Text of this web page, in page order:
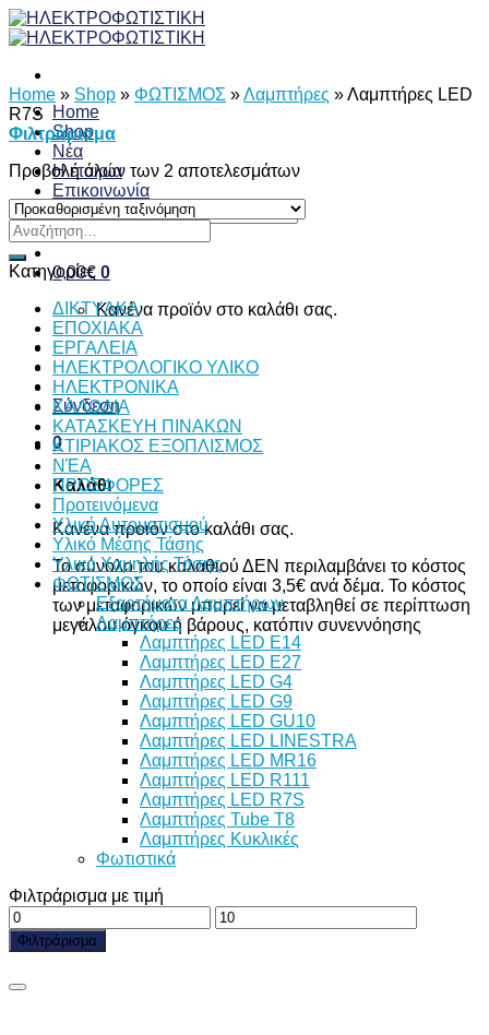
Skip
to
Home
Shop
Νέα
Η εταιρία
Επικοινωνία
Αναζήτηση
0,00€ 0
Κανένα προϊόν στο καλάθι σας.
Σύνδεση
0
Καλάθι
Κανένα προϊόν στο καλάθι σας.
Το σύνολο του καλαθιού ΔΕΝ περιλαμβάνει το κόστος
μεταφορικών, το οποίο είναι 3,5€ ανά δέμα. Το κόστος
των μεταφορικών μπορεί να μεταβληθεί σε περίπτωση
μεγάλου όγκου ή βάρους, κατόπιν συνεννόησης
Home » Shop » ΦΩΤΙΣΜΟΣ »Λαμπτήρες »Λαμπτήρες LED
R7S
Φιλτράρισμα
Προβολή όλων των 2 αποτελεσμάτων
Αναζήτηση
για:
Κατηγορίες
ΔΙKTΥAKA
ΕΠΟΧΙΑΚΑ
ΕΡΓΑΛΕΙΑ
ΗΛΕΚΤΡΟΛΟΓΙΚΟ ΥΛΙΚΟ
ΗΛΕΚΤΡΟΝΙΚΑ
ΚΑΛΩΔΙΑ
ΚΑΤΑΣΚΕΥΗ ΠΙΝΑΚΩΝ
ΚΤΙΡΙΑΚΟΣ ΕΞΟΠΛΙΣΜΟΣ
ΝΈΑ
ΠΡΟΣΦΟΡΕΣ
Προτεινόμενα
Υλικό Αυτοματισμού
Υλικό Μέσης Τάσης
Υλικό Χαμηλής Τάσης
ΦΩΤΙΣΜΟΣ
Εξαρτήματα Λαμπτήρων
Λαμπτήρες
Λαμπτήρες LED E14
Λαμπτήρες LED E27
Λαμπτήρες LED G4
Λαμπτήρες LED G9
Λαμπτήρες LED GU10
Λαμπτήρες LED LINESTRA
Λαμπτήρες LED MR16
Λαμπτήρες LED R111
Λαμπτήρες LED R7S
Λαμπτήρες Tube T8
Λαμπτήρες Κυκλικές
Φωτιστικά
Φιλτράρισμα με τιμή
Ελάχιστη
τιμή
Μέγιστη
τιμή
Φιλτράρισμα